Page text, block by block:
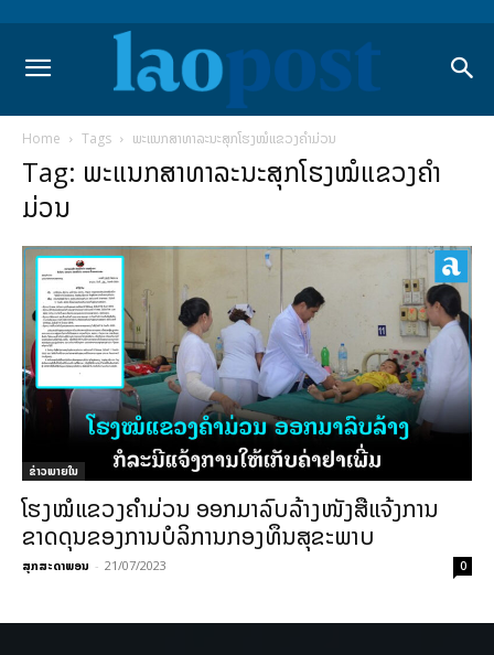
Home Tags ພະແນກສາທາລະນະສຸກໂຮງໝໍແຂວງຄໍາມ່ວນ
Tag: ພະແນກສາທາລະນະສຸກໂຮງໝໍແຂວງຄໍາ
ມ່ວນ
ຂ່າວພາຍ​ໃນ
ໂຮງໝໍແຂວງຄຳມ່ວນ ອອກມາລົບລ້າງໜັງສືແຈ້ງການ
ຂາດດຸນຂອງການບໍລິການກອງທຶນສຸຂະພາບ
ສຸກສະດາພອນ - 21/07/2023 0